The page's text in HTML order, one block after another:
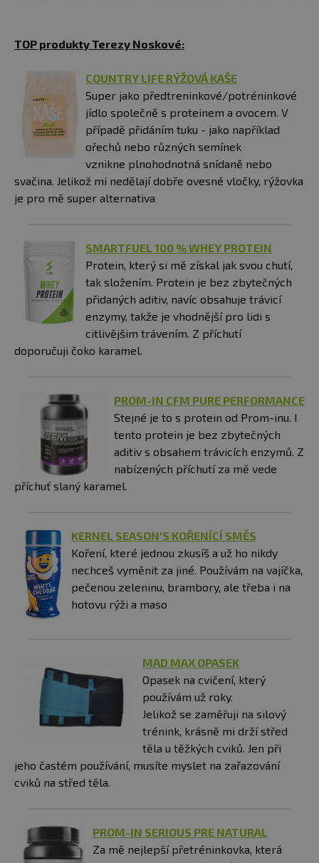
TOP produkty Terezy Noskové:
COUNTRY LIFE RÝŽOVÁ KAŠE
Super jako předtreninkové/potréninkové
jídlo společně s proteinem a ovocem. V
případě přidáním tuku - jako například
ořechů nebo různých semínek
vznikne plnohodnotná snídaně nebo
svačina. Jelikož mi nedělají dobře ovesné vločky, rýžovka
je pro mě super alternativa
SMARTFUEL 100 % WHEY PROTEIN
Protein, který si mě získal jak svou chutí,
tak složením. Protein je bez zbytečných
přidaných aditiv, navíc obsahuje trávicí
enzymy, takže je vhodnější pro lidi s
citlivějšim trávením. Z příchutí
doporučuji čoko karamel.
PROM-IN CFM PURE PERFORMANCE
Stejné je to s protein od Prom-inu. I
tento protein je bez zbytečných
aditiv s obsahem trávicích enzymů. Z
nabízených příchutí za mě vede
příchuť slaný karamel.
KERNEL SEASON'S KOŘENÍCÍ SMĚS
Koření, které jednou zkusíš a už ho nikdy
nechceš vyměnit za jiné. Používám na vajíčka,
pečenou zeleninu, brambory, ale třeba i na
hotovu rýži a maso
MAD MAX OPASEK
Opasek na cvičení, který
používám už roky.
Jelikož se zaměřuji na silový
trénink, krásně mi drží střed
těla u těžkých cviků. Jen při
jeho častém používání, musíte myslet na zařazování
cviků na střed těla.
PROM-IN SERIOUS PRE NATURAL
Za mě nejlepší přetréninkovka, která